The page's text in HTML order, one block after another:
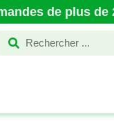
de plus de